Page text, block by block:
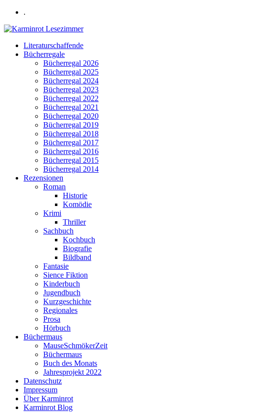
.
Literaturschaffende
Bücherregale
Bücherregal 2026
Bücherregal 2025
Bücherregal 2024
Bücherregal 2023
Bücherregal 2022
Bücherregal 2021
Bücherregal 2020
Bücherregal 2019
Bücherregal 2018
Bücherregal 2017
Bücherregal 2016
Bücherregal 2015
Bücherregal 2014
Rezensionen
Roman
Historie
Komödie
Krimi
Thriller
Sachbuch
Kochbuch
Biografie
Bildband
Fantasie
Sience Fiktion
Kinderbuch
Jugendbuch
Kurzgeschichte
Regionales
Prosa
Hörbuch
Büchermaus
MauseSchmökerZeit
Büchermaus
Buch des Monats
Jahresprojekt 2022
Datenschutz
Impressum
Über Karminrot
Karminrot Blog